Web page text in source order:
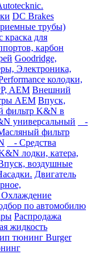
DC Brakes
трубы)
краска для
карбон
Goodridge,
Электроника,
колодки,
AEM Внешний
AEM Впуск,
фильтр K&N в
универсальный
-
фильтр
- Средства
лодки, катера,
воздушные
Двигатель
Охлаждение
по автомобилю
Распродажа
жидкость
тюнинг Burger